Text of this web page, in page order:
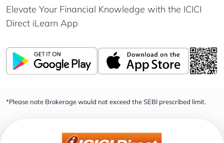
Elevate Your Financial Knowledge with the ICICI
Direct iLearn App
*Please note Brokerage would not exceed the SEBI prescribed limit.